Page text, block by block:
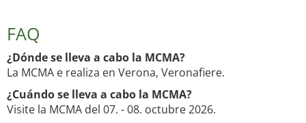
FAQ
¿Dónde se lleva a cabo la MCMA?
La MCMA e realiza en Verona, Veronafiere.
¿Cuándo se lleva a cabo la MCMA?
Visite la MCMA del 07. - 08. octubre 2026.